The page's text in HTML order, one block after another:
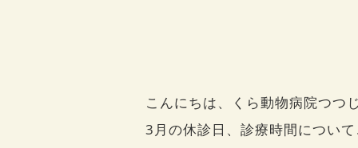
こんにちは、くら動物病院つつ
3月の休診日、診療時間につい